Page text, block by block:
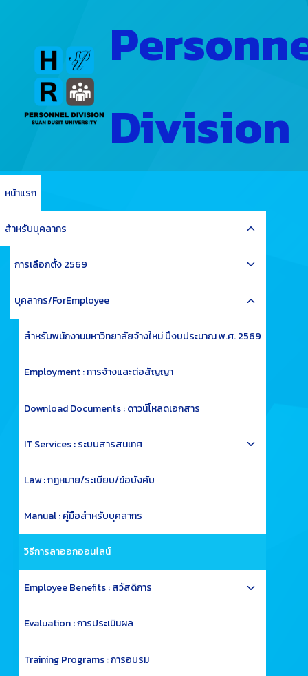
content
Division
หน้าแรก
สำหรับบุคลากร
Toggle
menu
การเลือกตั้ง 2569
Toggle
menu
บุคลากร/ForEmployee
Toggle
menu
สำหรับพนักงานมหาวิทยาลัยจ้างใหม่ ปีงบประมาณ พ.ศ. 2569
Employment : การจ้างและต่อสัญญา
Download Documents : ดาวน์โหลดเอกสาร
IT Services : ระบบสารสนเทศ
Toggle
Law : กฏหมาย/ระเบียบ/ข้อบังคับ
Manual : คู่มือสำหรับบุคลากร
วิธีการลาออกออนไลน์
Employee Benefits : สวัสดิการ
Toggle
Evaluation : การประเมินผล
Training Programs : การอบรม